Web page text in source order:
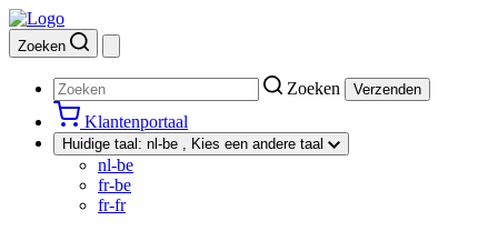
Zoeken
Zoeken Verzenden
Klantenportaal
Huidige taal: nl-be , Kies een andere taal
nl-be
fr-be
fr-fr